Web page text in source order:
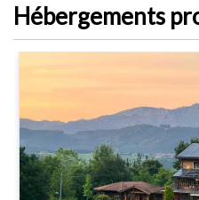
Hébergements